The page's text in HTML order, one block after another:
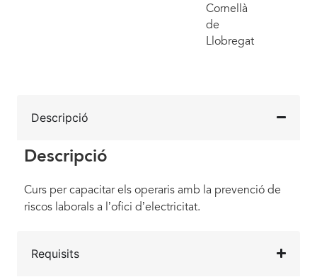
Cornellà
de
Llobregat
Descripció
Descripció
Curs per capacitar els operaris amb la prevenció de
riscos laborals a l’ofici d’electricitat.
Requisits